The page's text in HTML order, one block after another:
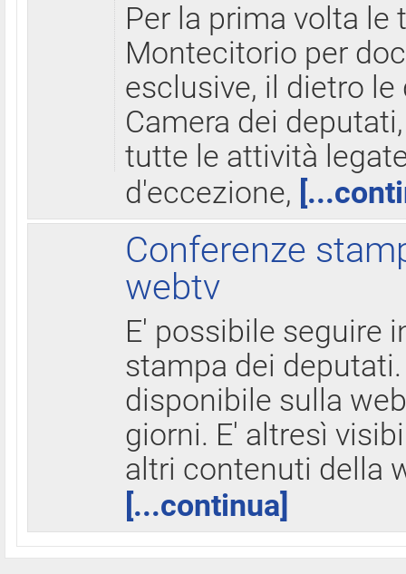
Per la prima volta le
Montecitorio per
esclusive, il dietro
Camera dei
tutte le attività
d'eccezione,
Conferenze
webtv
E' possibile seguire
stampa dei
disponibile sulla
giorni. E' altresì
altri contenuti della
[...continua]